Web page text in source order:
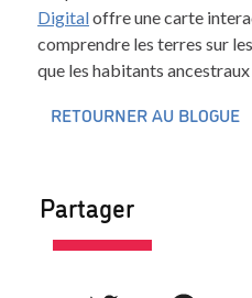
Digitaloffre une carte
comprendre les terres sur
que les habitants ancestraux
RETOURNER AU BLOGUE
Partager